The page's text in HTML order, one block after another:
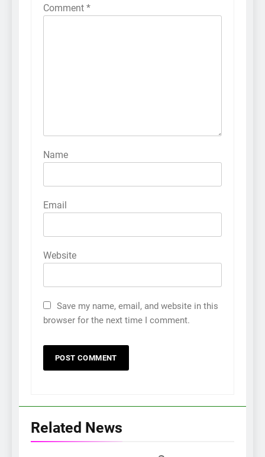
Comment *
Name
Email
Website
Save my name, email, and website in this
browser for the next time I comment.
Related News